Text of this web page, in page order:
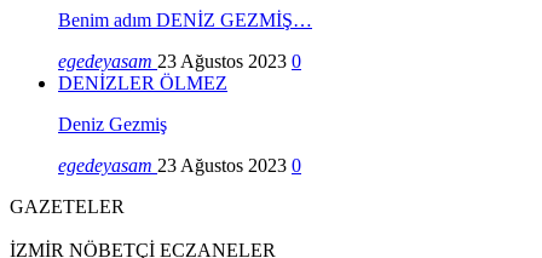
Benim adım DENİZ GEZMİŞ…
egedeyasam 23 Ağustos 2023 0
DENİZLER ÖLMEZ
Deniz Gezmiş
egedeyasam 23 Ağustos 2023 0
GAZETELER
İZMİR NÖBETÇİ ECZANELER